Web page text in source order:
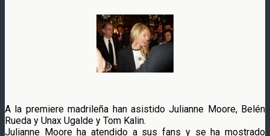
A la premiere madrileña han asistido Julianne Moore, Belén
Rueda y Unax Ugalde y Tom Kalin.
Julianne Moore ha atendido a sus fans y se ha mostrado